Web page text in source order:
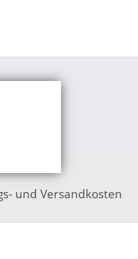
und Versandkosten